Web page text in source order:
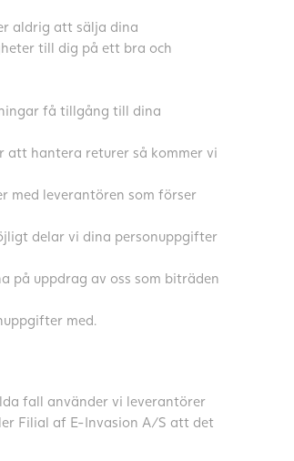
aldrig att sälja dina
till dig på ett bra och
få tillgång till dina
att hantera returer så kommer vi
med leverantören som förser
delar vi dina personuppgifter
på uppdrag av oss som biträden
med.
fall använder vi leverantörer
Filial af E-Invasion A/S att det